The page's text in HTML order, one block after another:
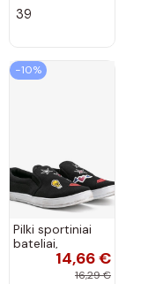
39
−10%
Pilki sportiniai
bateliai,
„Justice"14,66 €
16,29 €